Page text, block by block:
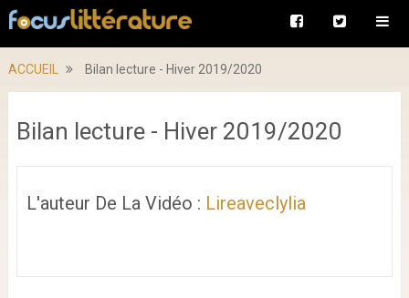
ACCUEIL Bilan lecture - Hiver 2019/2020
Bilan lecture - Hiver 2019/2020
L'auteur De La Vidéo : Lireaveclylia